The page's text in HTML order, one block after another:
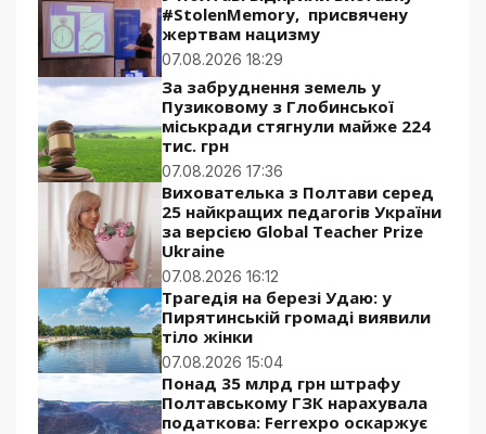
#StolenMemory, присвячену
жертвам нацизму
07.08.2026 18:29
За забруднення земель у
Пузиковому з Глобинської
міськради стягнули майже 224
тис. грн
07.08.2026 17:36
Вихователька з Полтави серед
25 найкращих педагогів України
за версією Global Teacher Prize
Ukraine
07.08.2026 16:12
Трагедія на березі Удаю: у
Пирятинській громаді виявили
тіло жінки
07.08.2026 15:04
Понад 35 млрд грн штрафу
Полтавському ГЗК нарахувала
податкова: Ferrexpo оскаржує